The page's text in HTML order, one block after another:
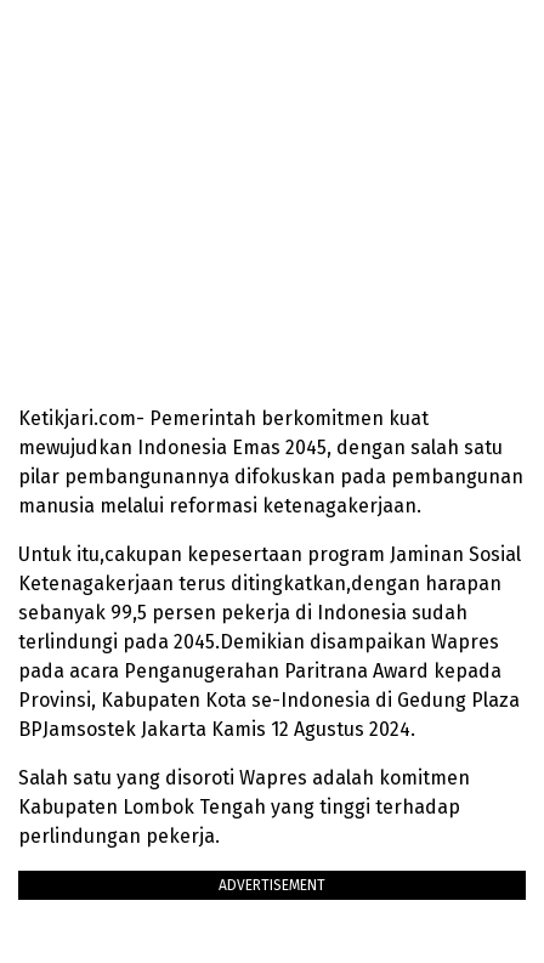
Ketikjari.com- Pemerintah berkomitmen kuat
mewujudkan Indonesia Emas 2045, dengan salah satu
pilar pembangunannya difokuskan pada pembangunan
manusia melalui reformasi ketenagakerjaan.
Untuk itu,cakupan kepesertaan program Jaminan Sosial
Ketenagakerjaan terus ditingkatkan,dengan harapan
sebanyak 99,5 persen pekerja di Indonesia sudah
terlindungi pada 2045.Demikian disampaikan Wapres
pada acara Penganugerahan Paritrana Award kepada
Provinsi, Kabupaten Kota se-Indonesia di Gedung Plaza
BPJamsostek Jakarta Kamis 12 Agustus 2024.
Salah satu yang disoroti Wapres adalah komitmen
Kabupaten Lombok Tengah yang tinggi terhadap
perlindungan pekerja.
ADVERTISEMENT